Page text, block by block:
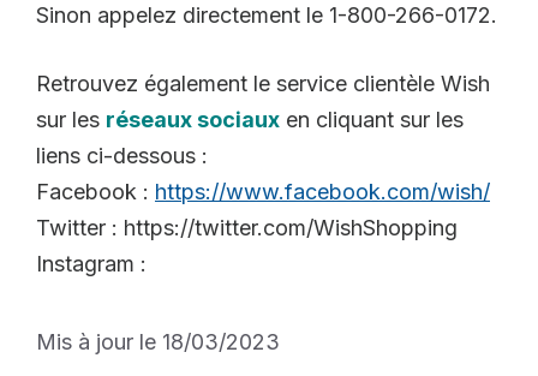
Sinon appelez directement le 1-800-266-0172.
Retrouvez également le service clientèle Wish
sur les réseaux sociaux en cliquant sur les
liens ci-dessous :
Facebook : https://www.facebook.com/wish/
Twitter : https://twitter.com/WishShopping
Instagram :
Mis à jour le 18/03/2023